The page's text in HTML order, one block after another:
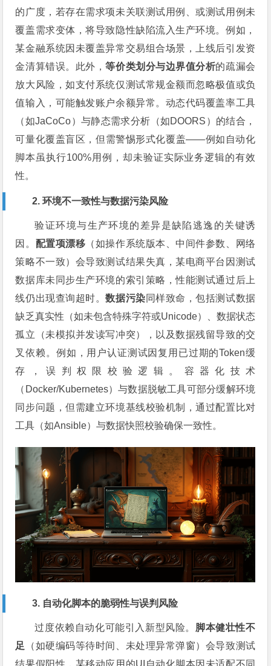
的广度，若存在需求项未关联测试用例、或测试用例未
覆盖需求变体，将导致隐性缺陷流入生产环境。例如，
某金融系统因未覆盖异常交易组合场景，上线后引发资
金清算错误。此外，等价类划分与边界值分析的疏漏会
放大风险，如支付系统仅测试常规金额而忽略极值或负
值输入，可能触发账户余额异常。动态代码覆盖率工具
（如JaCoCo）与静态需求分析（如DOORS）的结合，
可量化覆盖盲区，但需警惕形式化覆盖——例如自动化
脚本虽执行100%用例，却未验证实际业务逻辑的有效
性。
2. 环境不一致性与数据污染风险
验证环境与生产环境的差异是缺陷逃逸的关键诱
因。 配置项漂移 （如操作系统版本、中间件参数、网络
策略不一致）会导致测试结果失真，某电商平台因测试
数据库未同步生产环境的索引策略，性能测试通过后上
线仍出现查询超时。数据污染同样致命，包括测试数据
缺乏真实性（如未包含特殊字符或Unicode）、数据状态
孤立（未模拟并发读写冲突），以及数据残留导致的交
叉依赖。例如，用户认证测试因复用已过期的Token缓
存，误判权限校验逻辑。容器化技术
（Docker/Kubernetes）与数据脱敏工具可部分缓解环境
同步问题，但需建立环境基线校验机制，通过配置比对
工具（如Ansible）与数据快照校验确保一致性。
3. 自动化脚本的脆弱性与误判风险
过度依赖自动化可能引入新型风险。 脚本健壮性不
足
（如硬编码等待时间、未处理异常弹窗）会导致测试
结果假阳性，某移动应用的UI自动化脚本因未适配不同